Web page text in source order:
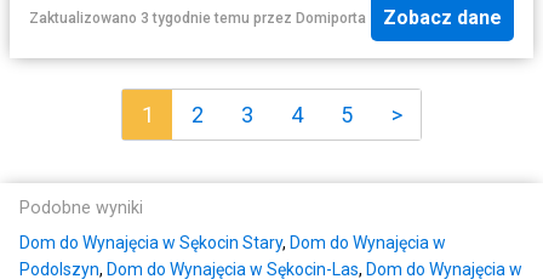
Zaktualizowano 3 tygodnie temu przez Domiporta Zobacz dane
1 2 3 4 5 >
Podobne wyniki
Dom do Wynajęcia w Sękocin Stary, Dom do Wynajęcia w
Podolszyn, Dom do Wynajęcia w Sękocin-Las, Dom do Wynajęcia w